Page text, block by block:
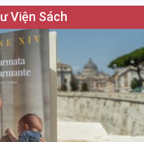
Viện Sách